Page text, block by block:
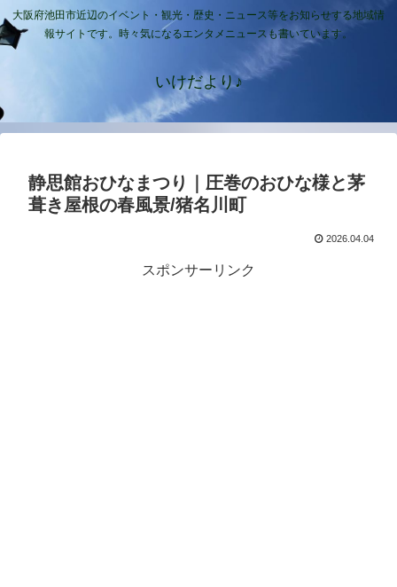
大阪府池田市近辺のイベント・観光・歴史・ニュース等をお知らせする地域情
報サイトです。時々気になるエンタメニュースも書いています。
いけだより♪
静思館おひなまつり｜圧巻のおひな様と茅
葺き屋根の春風景/猪名川町
2026.04.04
スポンサーリンク